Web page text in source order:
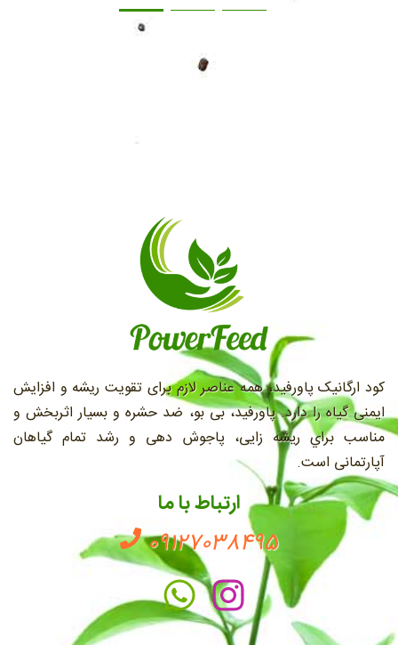
کود ارگانیک پاورفید، همه عناصر لازم برای تقویت ریشه و افزایش
ایمنی گیاه را دارد. پاورفید، بی بو، ضد حشره و بسیار اثربخش و
مناسب براي ريشه زايی، پاجوش دهی و رشد تمام گیاهان
آپارتمانی است.
ارتباط با ما
09127038495